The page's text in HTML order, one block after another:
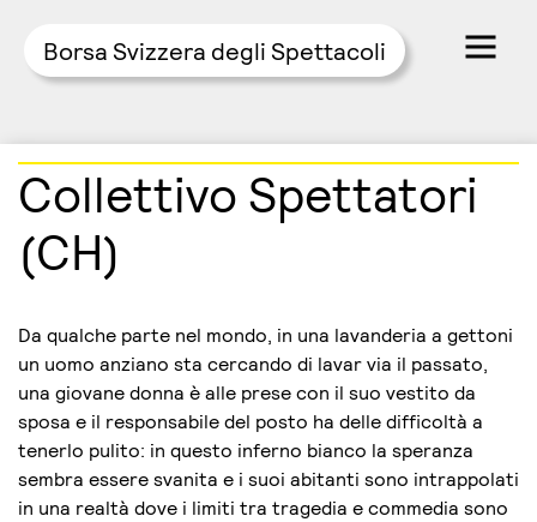
Borsa Svizzera degli Spettacoli
Skip
content
Collettivo Spettatori
(CH)
Da qualche parte nel mondo, in una lavanderia a gettoni
un uomo anziano sta cercando di lavar via il passato,
una giovane donna è alle prese con il suo vestito da
sposa e il responsabile del posto ha delle difficoltà a
tenerlo pulito: in questo inferno bianco la speranza
sembra essere svanita e i suoi abitanti sono intrappolati
in una realtà dove i limiti tra tragedia e commedia sono